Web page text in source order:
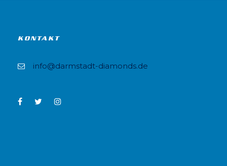
KONTAKT
info@darmstadt-diamonds.de